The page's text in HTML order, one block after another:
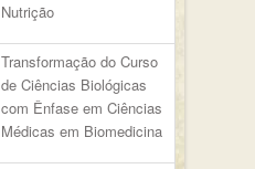
Nutrição
Transformação do Curso
de Ciências Biológicas
com Ênfase em Ciências
Médicas em Biomedicina